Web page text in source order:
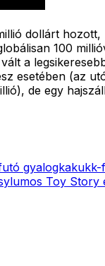
dollárt hozott,
100
a
esetében (az
de egy
gyalogkakukk-
Toy Story